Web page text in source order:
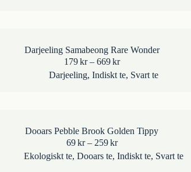
Darjeeling Samabeong Rare Wonder
179 kr – 669krPrisintervall:
179kr
till
Darjeeling, Indiskt te, Svart te
Dooars Pebble Brook Golden Tippy
69 kr – 259krPrisintervall:
69kr
Ekologiskt te, Dooars te, Indiskt te, Svart te